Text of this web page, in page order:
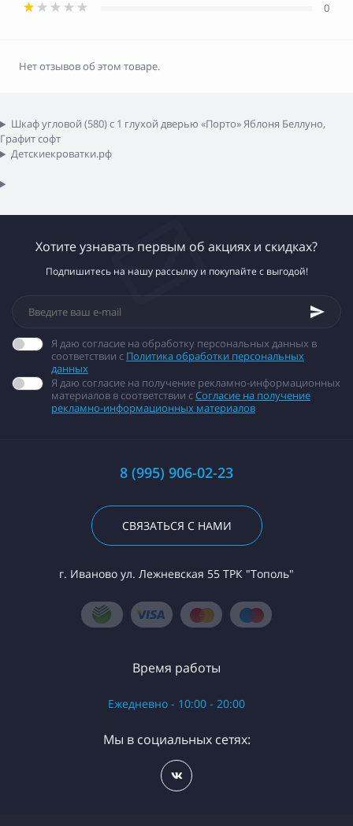
0
Нет отзывов об этом товаре.
Шкаф угловой (580) с 1 глухой дверью «Порто» Яблоня Беллуно,
Графит софт
Детскиекроватки.рф
Хотите узнавать первым об акциях и скидках?
Подпишитесь на нашу рассылку и покупайте с выгодой!
Я даю согласие на обработку персональных данных в
соответствии с Политика обработки персональных
данных
Я даю согласие на получение рекламно-информационных
материалов в соответствии сСогласие на получение
рекламно-информационных материалов
8 (995) 906-02-23
СВЯЗАТЬСЯ С НАМИ
г. Иваново ул. Лежневская 55 ТРК "Тополь"
Время работы
Ежедневно - 10:00 - 20:00
Мы в социальных сетях: